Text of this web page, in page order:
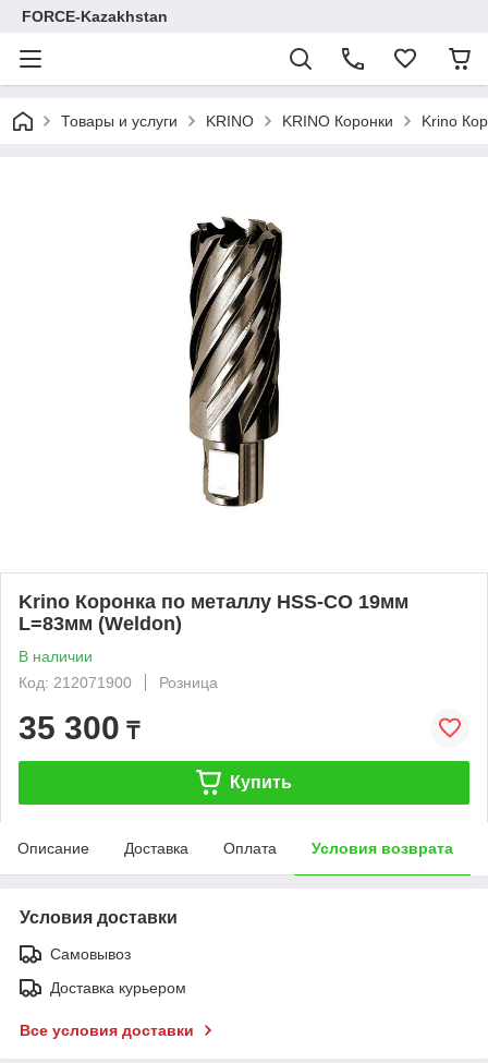
FORCE-Kazakhstan
Товары и услуги KRINO KRINO Коронки Krino
Krino Коронка по металлу HSS-CO 19мм
L=83мм (Weldon)
В наличии
Код: 212071900
Розница
35 300 ₸
Купить
Описание Доставка Оплата Условия возврата
Условия доставки
Самовывоз
Доставка курьером
Все условия доставки